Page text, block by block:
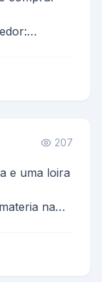
207
e uma loira
na